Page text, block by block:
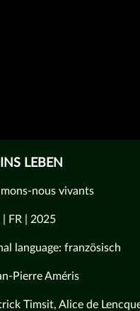
LEBEN
nous vivants
FR | 2025
language: französisch
Pierre Améris
Timsit, Alice de